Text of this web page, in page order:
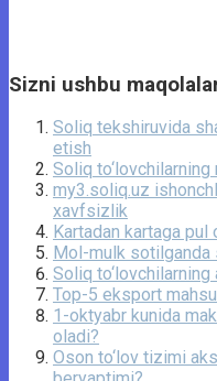
Sizni ushbu
Soliq tekshiruvida
etish
Soliq
my3.soliq.uz
xavfsizlik
Kartadan kartaga
Mol-mulk sotilganda
Soliq
Top-5 eksport
1-oktyabr kunida
oladi?
Oson to‘lov tizimi